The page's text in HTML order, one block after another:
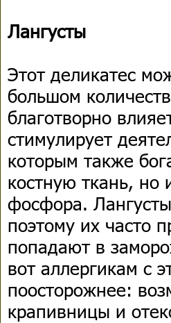
Лангусты
Этот деликатес
большом
благотворно
стимулирует
которым также
костную ткань, но
фосфора.
поэтому их часто
попадают в
вот аллергикам с
поосторожнее:
крапивницы и